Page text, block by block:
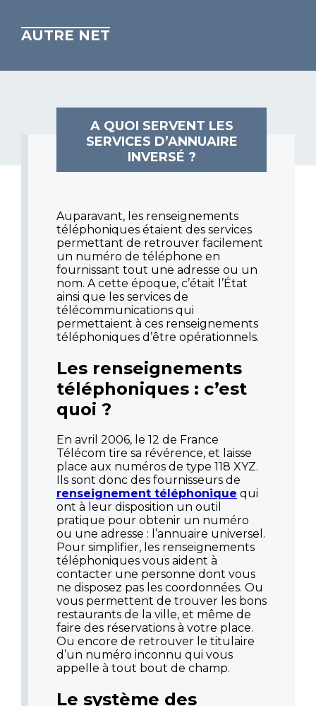
AUTRE NET
A QUOI SERVENT LES
SERVICES D’ANNUAIRE
INVERSÉ ?
Auparavant, les renseignements
téléphoniques étaient des services
permettant de retrouver facilement
un numéro de téléphone en
fournissant tout une adresse ou un
nom. A cette époque, c’était l’État
ainsi que les services de
télécommunications qui
permettaient à ces renseignements
téléphoniques d’être opérationnels.
Les renseignements
téléphoniques : c’est
quoi ?
En avril 2006, le 12 de France
Télécom tire sa révérence, et laisse
place aux numéros de type 118 XYZ.
Ils sont donc des fournisseurs de
renseignement téléphonique qui
ont à leur disposition un outil
pratique pour obtenir un numéro
ou une adresse : l’annuaire universel.
Pour simplifier, les renseignements
téléphoniques vous aident à
contacter une personne dont vous
ne disposez pas les coordonnées. Ou
vous permettent de trouver les bons
restaurants de la ville, et même de
faire des réservations à votre place.
Ou encore de retrouver le titulaire
d’un numéro inconnu qui vous
appelle à tout bout de champ.
Le système des